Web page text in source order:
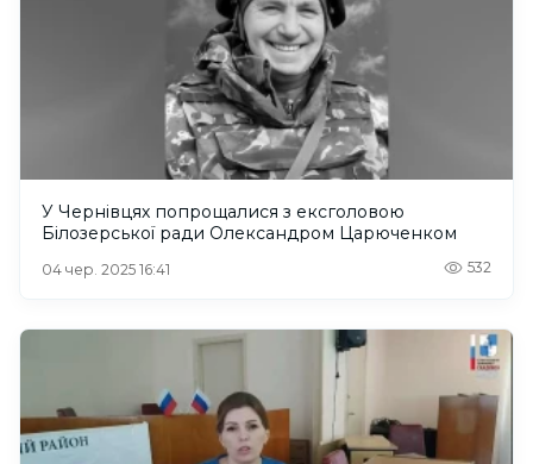
У Чернівцях попрощалися з ексголовою
Білозерської ради Олександром Царюченком
04 чер. 2025 16:41 532